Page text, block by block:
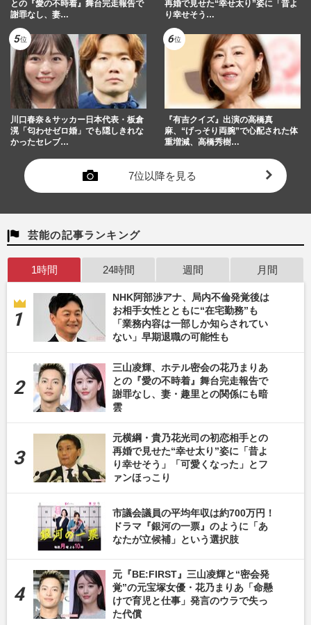
との『愛の不時着』舞台完走報告で
謝罪なし、妻…
再婚で見せた“幸せ太り”姿に「昔よ
り幸せそう…
川口春奈＆サッカー日本代表・板倉
滉「匂わせゼロ婚」でも隠しきれな
かったセレブ…
『有吉クイズ』出演の高橋真
麻、“げっそり両腕”で心配された体
重増減、高橋秀樹…
7位以降を見る
芸能の記事ランキング
1時間 24時間 週間 月間
NHK阿部渉アナ、局内不倫発覚後は
お相手女性とともに“在宅勤務”も
「業務内容は一部しか知らされてい
ない」早期退職の可能性も
三山凌輝、ホテル密会の花乃まりあ
との『愛の不時着』舞台完走報告で
謝罪なし、妻・趣里との関係にも暗
雲
元横綱・貴乃花光司の初恋相手との
再婚で見せた“幸せ太り”姿に「昔よ
り幸せそう」「可愛くなった」とフ
ァンほっこり
市議会議員の平均年収は約700万円！
ドラマ『銀河の一票』のように「あ
なたが立候補」という選択肢
元『BE:FIRST』三山凌輝と“密会発
覚”の元宝塚女優・花乃まりあ「命懸
けで育児と仕事」発言のウラで失っ
た代償